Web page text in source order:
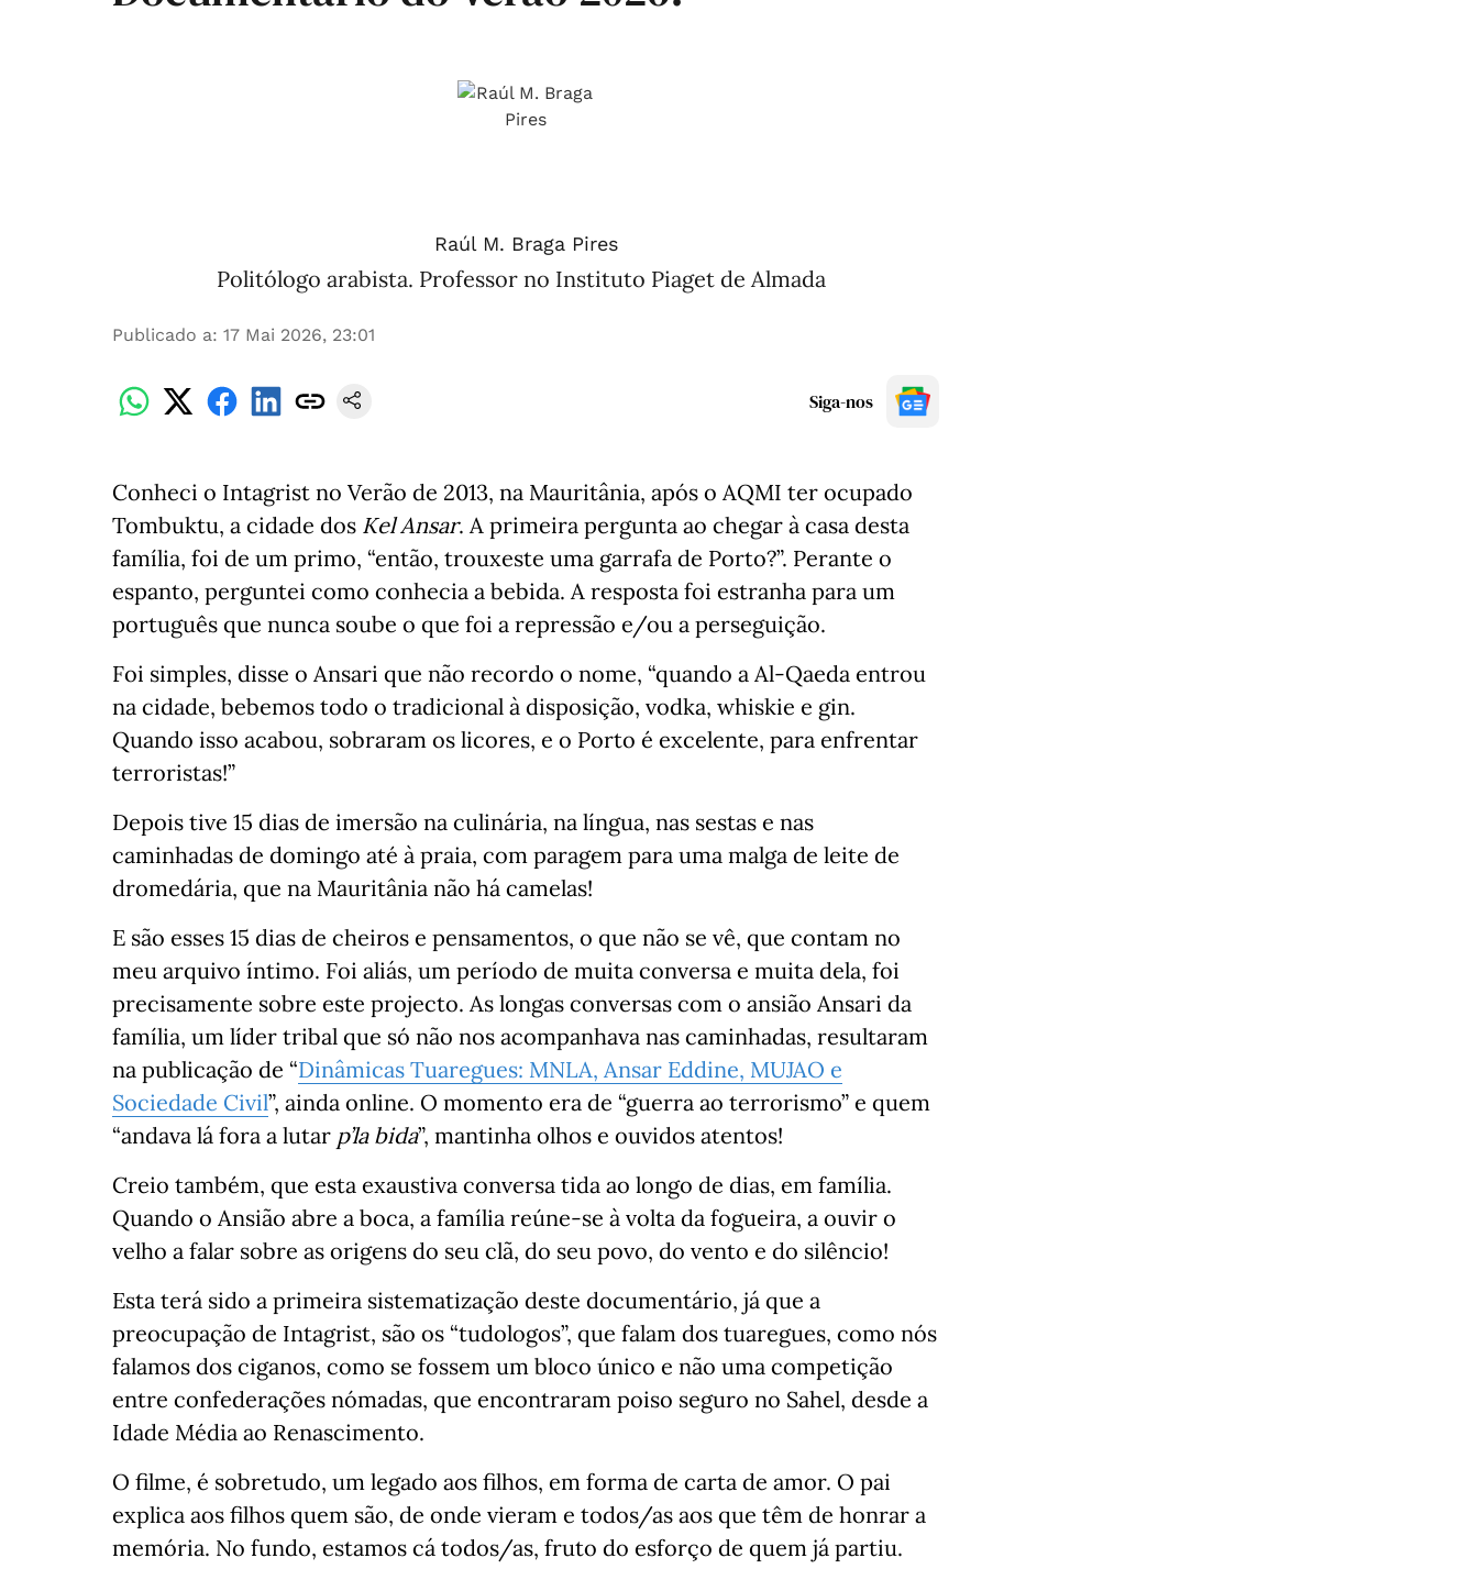
Raúl M. Braga Pires
Politólogo arabista. Professor no Instituto Piaget de Almada
Publicado a: 17 Mai 2026, 23:01
Siga-nos
Conheci o Intagrist no Verão de 2013, na Mauritânia, após o AQMI ter ocupado
Tombuktu, a cidade dos Kel Ansar. A primeira pergunta ao chegar à casa desta
família, foi de um primo, “então, trouxeste uma garrafa de Porto?”. Perante o
espanto, perguntei como conhecia a bebida. A resposta foi estranha para um
português que nunca soube o que foi a repressão e/ou a perseguição.
Foi simples, disse o Ansari que não recordo o nome, “quando a Al-Qaeda entrou
na cidade, bebemos todo o tradicional à disposição, vodka, whiskie e gin.
Quando isso acabou, sobraram os licores, e o Porto é excelente, para enfrentar
terroristas!”
Depois tive 15 dias de imersão na culinária, na língua, nas sestas e nas
caminhadas de domingo até à praia, com paragem para uma malga de leite de
dromedária, que na Mauritânia não há camelas!
E são esses 15 dias de cheiros e pensamentos, o que não se vê, que contam no
meu arquivo íntimo. Foi aliás, um período de muita conversa e muita dela, foi
precisamente sobre este projecto. As longas conversas com o ansião Ansari da
família, um líder tribal que só não nos acompanhava nas caminhadas, resultaram
na publicação de “Dinâmicas Tuaregues: MNLA, Ansar Eddine, MUJAO e
Sociedade Civil”, ainda online. O momento era de “guerra ao terrorismo” e quem
“andava lá fora a lutar p’la bida”, mantinha olhos e ouvidos atentos!
Creio também, que esta exaustiva conversa tida ao longo de dias, em família.
Quando o Ansião abre a boca, a família reúne-se à volta da fogueira, a ouvir o
velho a falar sobre as origens do seu clã, do seu povo, do vento e do silêncio!
Esta terá sido a primeira sistematização deste documentário, já que a
preocupação de Intagrist, são os “tudologos”, que falam dos tuaregues, como nós
falamos dos ciganos, como se fossem um bloco único e não uma competição
entre confederações nómadas, que encontraram poiso seguro no Sahel, desde a
Idade Média ao Renascimento.
O filme, é sobretudo, um legado aos filhos, em forma de carta de amor. O pai
explica aos filhos quem são, de onde vieram e todos/as aos que têm de honrar a
memória. No fundo, estamos cá todos/as, fruto do esforço de quem já partiu.